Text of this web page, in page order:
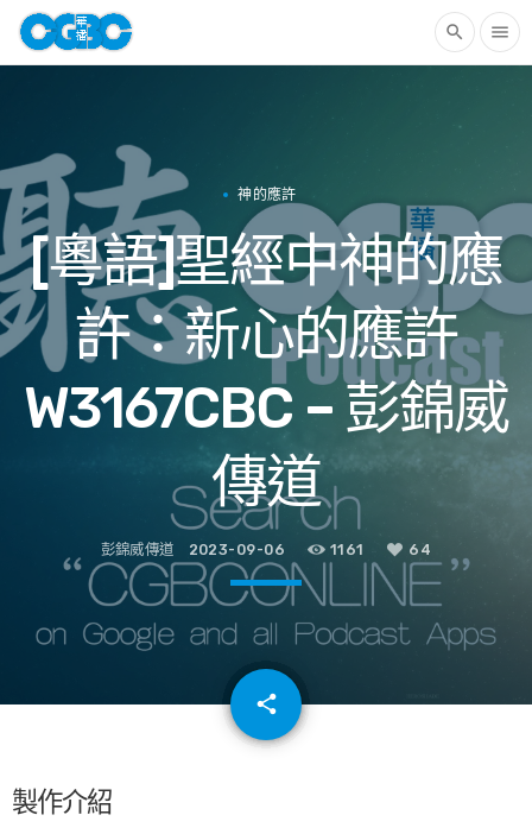
search menu
神的應許
[粵語]聖經中神的應
許：新心的應許
W3167CBC – 彭錦威
傳道
彭錦威傳道 2023-09-06 1161 64
share
email
製作介紹